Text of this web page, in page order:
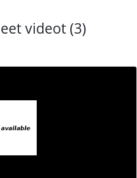
videot (3)